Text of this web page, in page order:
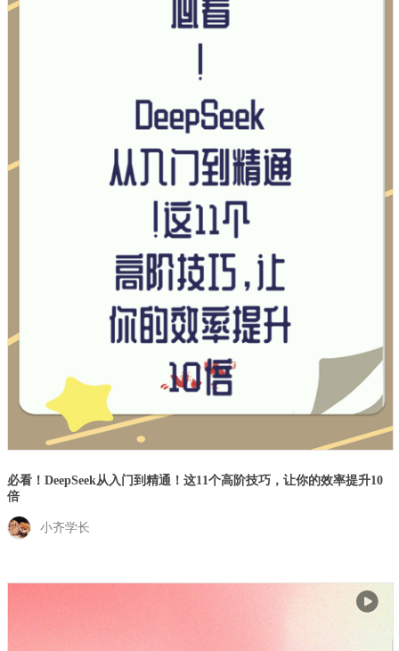
必看！DeepSeek从入门到精通！这11个高阶技巧，让你的效率提升10
倍
小齐学长